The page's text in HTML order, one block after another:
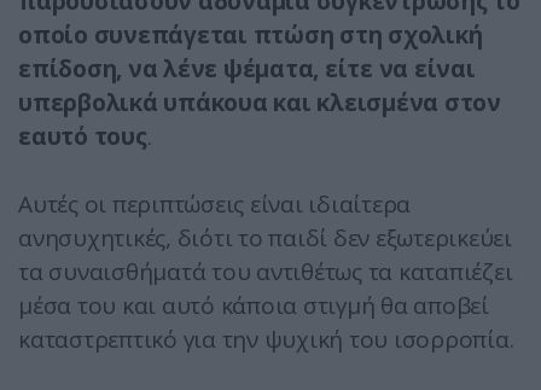
οποίο συνεπάγεται πτώση στη σχολική
επίδοση, να λένε ψέματα, είτε να είναι
υπερβολικά υπάκουα και κλεισμένα στον
εαυτό τους.
Αυτές οι περιπτώσεις είναι ιδιαίτερα
ανησυχητικές, διότι το παιδί δεν εξωτερικεύει
τα συναισθήματά του αντιθέτως τα καταπιέζει
μέσα του και αυτό κάποια στιγμή θα αποβεί
καταστρεπτικό για την ψυχική του ισορροπία.